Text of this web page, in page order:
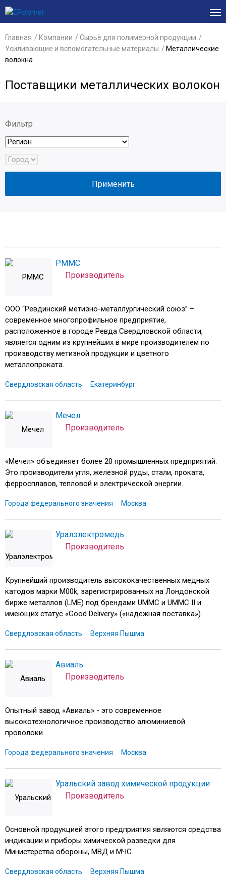
Главная Компании
Сырьё для полимерной продукции
Усиливающие и вспомогательные материалы
Металлические
волокна
Поставщики металлических волокон
Фильтр
РММС
Производитель
ООО “Ревдинский метизно-металлургический союз” –
современное многопрофильное предприятие,
расположенное в городе Ревда Свердловской области,
является одним из крупнейших в мире производителем по
производству метизной продукции и цветного
металлопроката.
Свердловская область Екатеринбург
Мечел
Производитель
«Мечел» объединяет более 20 промышленных предприятий.
Это производители угля, железной руды, стали, проката,
ферросплавов, тепловой и электрической энергии.
Города федерального значения Москва
Уралэлектромедь
Производитель
Крупнейший производитель высококачественных медных
катодов марки М00k, зарегистрированных на Лондонской
бирже металлов (LME) под брендами UMMC и UMMC II и
имеющих статус «Good Delivery» («надежная поставка»).
Свердловская область Верхняя Пышма
Авиаль
Производитель
Опытный завод «Авиаль» - это современное
высокотехнологичное производство алюминиевой
проволоки.
Города федерального значения Москва
Уральский завод химической продукции
Производитель
Основной продукцией этого предприятия являются средства
индикации и приборы химической разведки для
Министерства обороны, МВД и МЧС.
Свердловская область Верхняя Пышма